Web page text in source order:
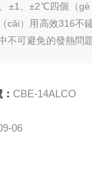
±1、±2℃四個（
cǎi）用高效316不
不可避免的發熱問
CBE-14ALCO
06